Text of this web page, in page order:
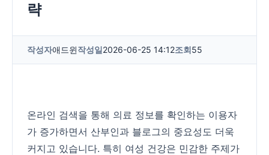
략
작성자애드윈작성일2026-06-25 14:12조회55
온라인 검색을 통해 의료 정보를 확인하는 이용자
가 증가하면서 산부인과 블로그의 중요성도 더욱
커지고 있습니다. 특히 여성 건강은 민감한 주제가